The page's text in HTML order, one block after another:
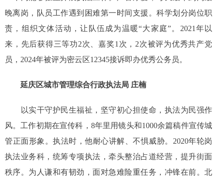
晚离岗，队员工作遇到困难第一时间支援。科学划分岗位职
责，组织文体活动，让队伍成为温暖“大家庭”。2021年以
来，先后获得三等功2次、嘉奖1次，2次被评为优秀共产党
员，2024年被评为密云区12345接诉即办优秀公务员。
延庆区城市管理综合行政执法局 庄楠
以实干守护民生福祉，坚守初心担使命，执法为民强作
风。工作初期在宣传科，8年里用镜头和1000余篇稿件宣传城
管正面形象。执法时，他耐心讲解、不惧威胁。2020年轮岗
执法业务科，统筹专项执法，牵头整治占道经营，提升街面
秩序。为人谦和有韧劲，面对急难险重任务，冲锋在前。北